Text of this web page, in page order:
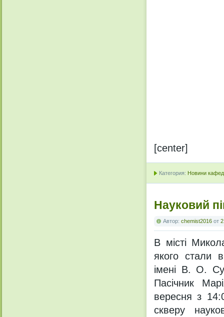
[center]
Категория: Новини
Науковий
Автор: chemist2016 от
В місті
якого стали
імені В. О.
Пасічник
вересня з
скверу